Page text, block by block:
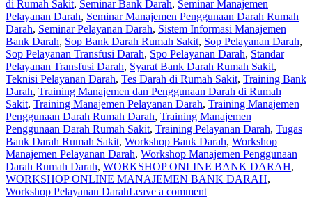
di Rumah Sakit, Seminar Bank Darah, Seminar Manajemen
Pelayanan Darah, Seminar Manajemen Penggunaan Darah Rumah
Darah, Seminar Pelayanan Darah, Sistem Informasi Manajemen
Bank Darah, Sop Bank Darah Rumah Sakit, Sop Pelayanan Darah,
Sop Pelayanan Transfusi Darah, Spo Pelayanan Darah, Standar
Pelayanan Transfusi Darah, Syarat Bank Darah Rumah Sakit,
Teknisi Pelayanan Darah, Tes Darah di Rumah Sakit, Training Bank
Darah, Training Manajemen dan Penggunaan Darah di Rumah
Sakit, Training Manajemen Pelayanan Darah, Training Manajemen
Penggunaan Darah Rumah Darah, Training Manajemen
Penggunaan Darah Rumah Sakit, Training Pelayanan Darah, Tugas
Bank Darah Rumah Sakit, Workshop Bank Darah, Workshop
Manajemen Pelayanan Darah, Workshop Manajemen Penggunaan
Darah Rumah Darah, WORKSHOP ONLINE BANK DARAH,
WORKSHOP ONLINE MANAJEMEN BANK DARAH,
Workshop Pelayanan DarahLeave a comment